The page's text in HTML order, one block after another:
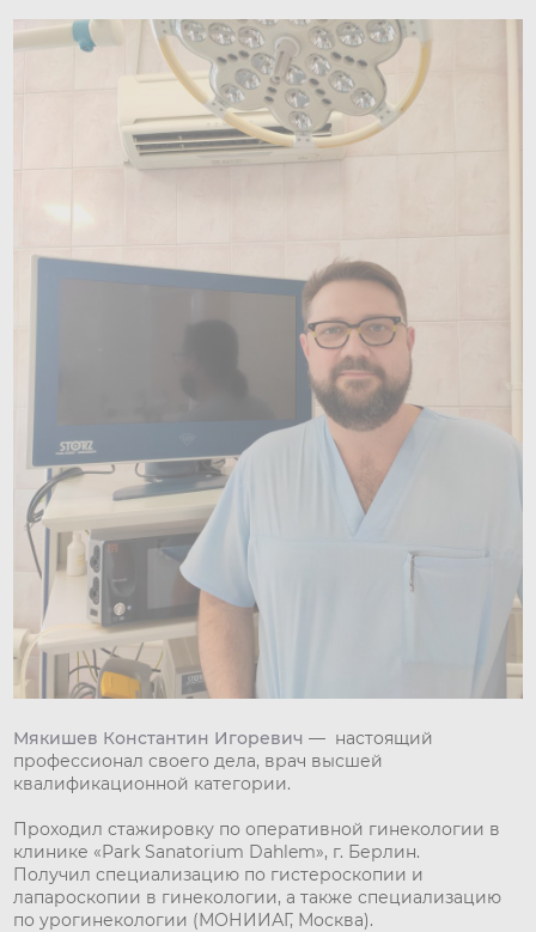
Мякишев Константин Игоревич — настоящий
профессионал своего дела, врач высшей
квалификационной категории.
Проходил стажировку по оперативной гинекологии в
клинике «Park Sanatorium Dahlem», г. Берлин.
Получил специализацию по гистероскопии и
лапароскопии в гинекологии, а также специализацию
по урогинекологии (МОНИИАГ, Москва).